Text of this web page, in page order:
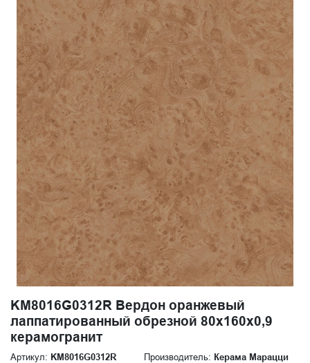
KM8016G0312R Вердон оранжевый
лаппатированный обрезной 80x160x0,9
керамогранит
Артикул: KM8016G0312R Производитель: Керама Марацци